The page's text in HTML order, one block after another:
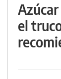
el